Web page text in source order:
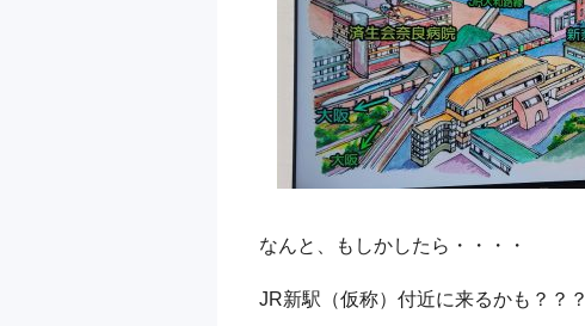
なんと、もしかしたら・・・・
JR新駅（仮称）付近に来るかも？？？